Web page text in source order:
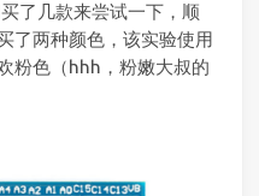
了几款来尝试一下，顺
了两种颜色，该实验使用
粉色（hhh，粉嫩大叔的